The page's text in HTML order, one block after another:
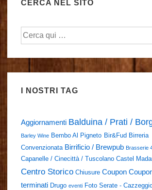
CERCA NEL SITO
Cerca:
I NOSTRI TAG
Aggiornamenti Balduina / Prati /
Barley Wine Bembo Al Pigneto Bir&Fud Birreria
Convenzionata Birrificio / Brewpub Brasserie
Capanelle / Cinecittà / Tuscolano Castel
Centro Storico Chiusure Coupon
terminati Drugo eventi Foto Serate -